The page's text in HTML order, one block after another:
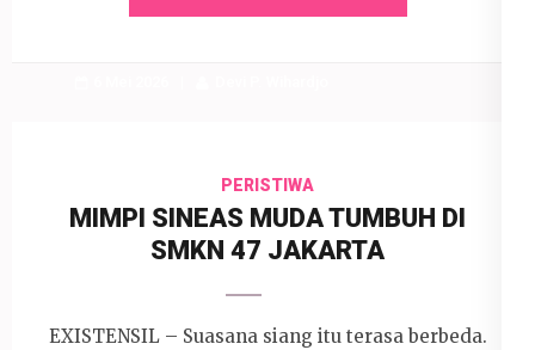
PERISTIWA
MIMPI SINEAS MUDA TUMBUH DI
SMKN 47 JAKARTA
EXISTENSIL – Suasana siang itu terasa berbeda.